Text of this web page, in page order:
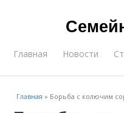
Главная Новости
Главная » Борьба с колючим